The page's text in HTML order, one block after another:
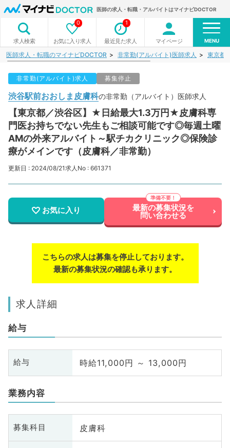
医師の求人・転職・アルバイトはマイナビDOCTOR
求人検索 お気に入り求人
0
最近見た求人
1
マイページ MENU
医師求人・転職のマイナビDOCTOR 非常勤(アルバイト)医師求人 東京都
非常勤(アルバイト)求人 募集停止
渋谷駅前おおしま皮膚科の非常勤（アルバイト）医師求人
【東京都／渋谷区】★日給最大1.3万円★皮膚科専
門医お持ちでない先生もご相談可能です◎毎週土曜
AMの外来アルバイト～駅チカクリニック◎保険診
療がメインです（皮膚科／非常勤）
更新日 : 2024/08/21求人No : 661371
お気に入り 最新の募集状況を
問い合わせる
こちらの求人は募集を停止しております。
最新の募集状況の確認も承ります。
求人詳細
給与
給与 時給11,000円 ～ 13,000円
業務内容
募集科目 皮膚科